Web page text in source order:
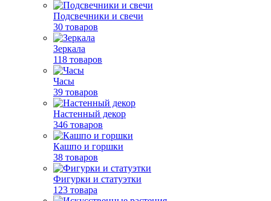
Подсвечники и свечи
30 товаров
Зеркала
118 товаров
Часы
39 товаров
Настенный декор
346 товаров
Кашпо и горшки
38 товаров
Фигурки и статуэтки
123 товара